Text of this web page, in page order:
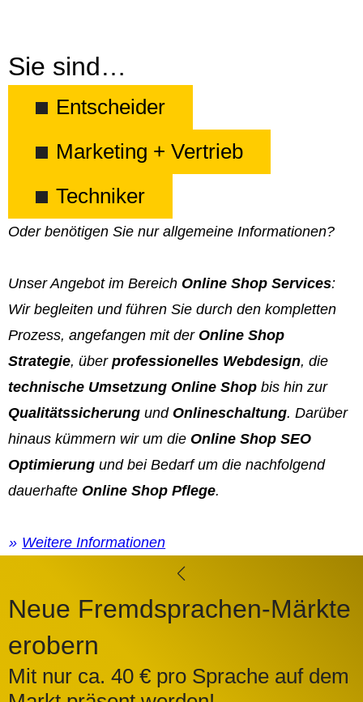
Sie sind…
Entscheider
Marketing + Vertrieb
Techniker
Oder benötigen Sie nur allgemeine Informationen?
Unser Angebot im Bereich Online Shop Services:
Wir begleiten und führen Sie durch den kompletten
Prozess, angefangen mit der Online Shop
Strategie, überprofessionelles Webdesign, die
technische Umsetzung Online Shop bis hin zur
Qualitätssicherung und Onlineschaltung. Darüber
hinaus kümmern wir um die Online Shop SEO
Optimierung und bei Bedarf um die nachfolgend
dauerhafte Online Shop Pflege.
Weitere Informationen
Neue Fremdsprachen-Märkte
erobern
Mit nur ca. 40 € pro Sprache auf dem